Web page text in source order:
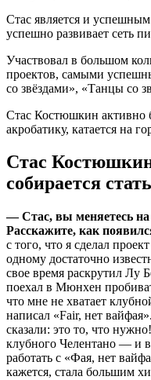
Стас является и
успешно развивает сеть
Участвовал в большом
проектов, самыми
со звёздами», «Танцы со
Стас Костюшкин активно
акробатику, катается на
Стас
собирается
— Стас, вы меняетесь на
Расскажите, как
с того, что я сделал
одному достаточно
свое время раскрутил Лу
поехал в Мюнхен
что мне не хватает
написал «Fair, нет
сказали: это то, что
клубного Челентано — и
работать с «Фая, нет
кажется, стала большим